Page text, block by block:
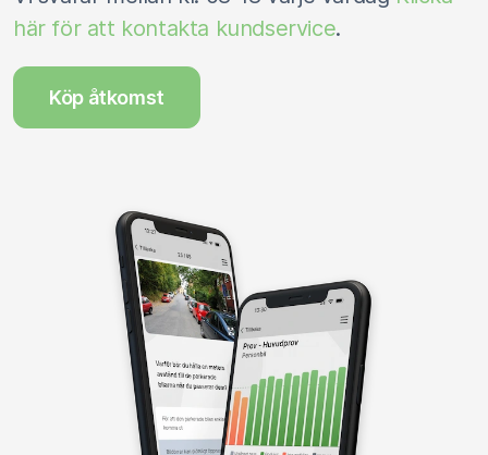
här för att kontakta kundservice.
Köp åtkomst